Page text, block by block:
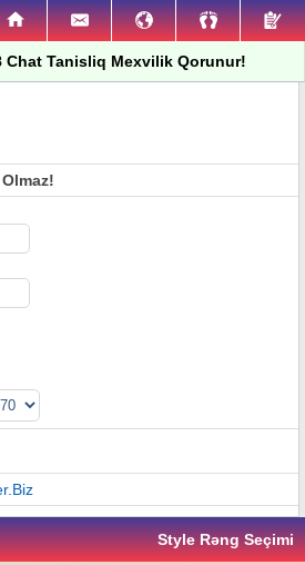
Chat Tanisliq Mexvilik Qorunur!
Style Rəng Seçimi